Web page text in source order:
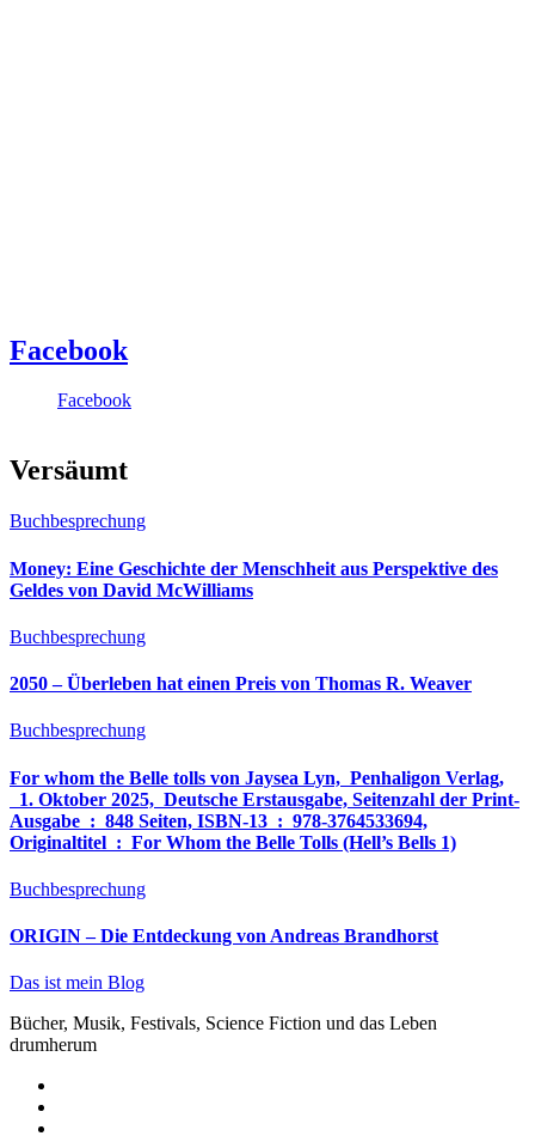
Facebook
Facebook
Versäumt
Buchbesprechung
Money: Eine Geschichte der Menschheit aus Perspektive des
Geldes von David McWilliams
Buchbesprechung
2050 – Überleben hat einen Preis von Thomas R. Weaver
Buchbesprechung
For whom the Belle tolls von Jaysea Lyn, ‎ Penhaligon Verlag,
‎ 1. Oktober 2025, ‎ Deutsche Erstausgabe, Seitenzahl der Print-
Ausgabe ‏ : ‎ 848 Seiten, ISBN-13 ‏ : ‎ 978-3764533694,
Originaltitel ‏ : ‎ For Whom the Belle Tolls (Hell’s Bells 1)
Buchbesprechung
ORIGIN – Die Entdeckung von Andreas Brandhorst
Das ist mein Blog
Bücher, Musik, Festivals, Science Fiction und das Leben
drumherum